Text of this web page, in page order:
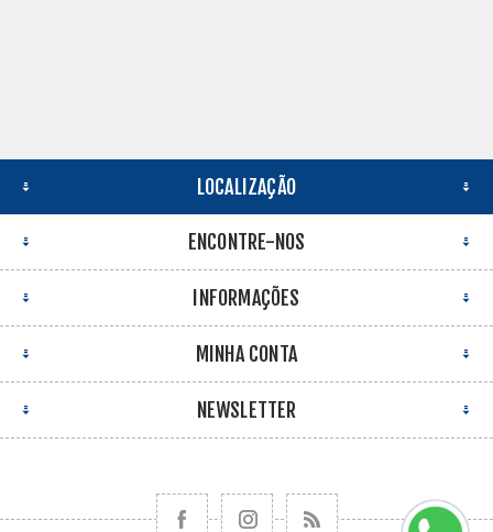
LOCALIZAÇÃO
ENCONTRE-NOS
INFORMAÇÕES
MINHA CONTA
NEWSLETTER